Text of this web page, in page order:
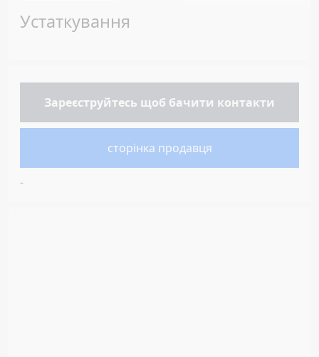
Устаткування
Зареєструйтесь щоб бачити контакти
сторінка продавця
-